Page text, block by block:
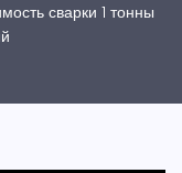
сварки 1 тонны